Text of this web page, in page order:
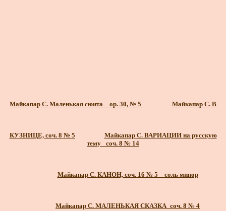
Майкапар С. Маленькая сюита _ ор. 30, № 5 Майкапар С. В
КУЗНИЦЕ, соч. 8 № 5
Майкапар С. ВАРИАЦИИ на русскую
тему_ соч. 8 № 14
Майкапар С. КАНОН, соч. 16 № 5 _ соль минор
Майкапар С. МАЛЕНЬКАЯ СКАЗКА_соч. 8 № 4